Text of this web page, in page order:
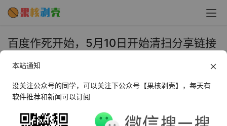
百度作死开始，5月10日开始清扫分享链接
2020年5月14日 上午11:36 • 圈内新闻
随着两会将近，百度网盘和往常一样，开始清扫分享链接，
本站通知
没关注公众号的同学，可以关注下公众号【果核剥壳】，每天有
软件推荐和新闻可以订阅